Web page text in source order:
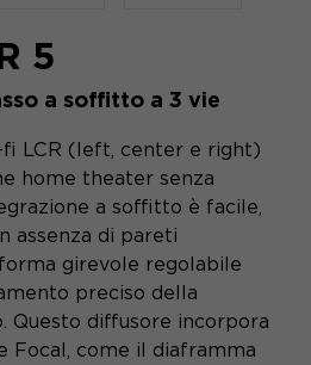
5
a soffitto a 3 vie
fi LCR (left, center e right)
home theater senza
a soffitto è facile,
assenza di pareti
girevole regolabile
preciso della
Questo diffusore incorpora
Focal, come il diaframma